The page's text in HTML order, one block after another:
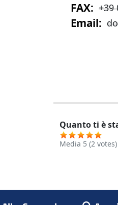
FAX +39
Email
Quanto ti è
Media 5 (2 votes)